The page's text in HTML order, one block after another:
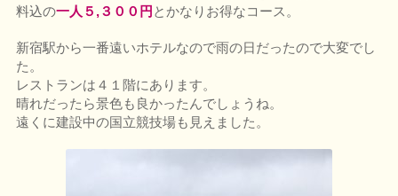
料込の一人５,３００円 とかなりお得なコース。
新宿駅から一番遠いホテルなので雨の日だったので大変でし
た。
レストランは４１階にあります。
晴れだったら景色も良かったんでしょうね。
遠くに建設中の国立競技場も見えました。